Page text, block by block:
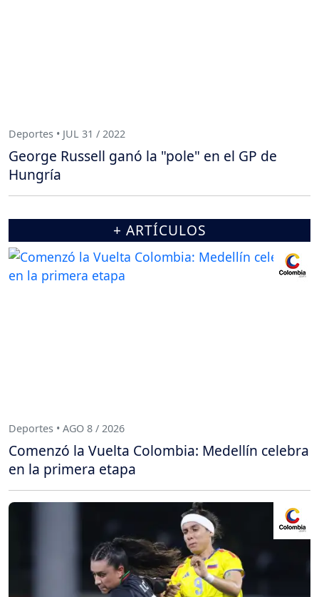
Deportes • JUL 31 / 2022
George Russell ganó la "pole" en el GP de
Hungría
+ ARTÍCULOS
Deportes • AGO 8 / 2026
Comenzó la Vuelta Colombia: Medellín celebra
en la primera etapa